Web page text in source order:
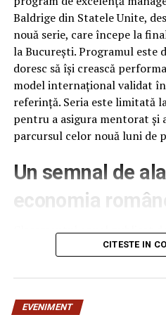
The postExpertiza noastră
Dachdecker & Spengler
ARTICOLE PE ACEIASI TEMA:
URMATORUL
Descoperă Excelența în
Acoperișuri cu ML
Descoperă Excelența în
Baldrige din Statele Unite,
nouă serie, care începe la
la București. Programul este
doresc să își crească
model internațional validat
referință. Seria este limitată
pentru a asigura mentorat și
parcursul celor nouă luni de
Un semnal de
economia
Clasamentul anual publicat
Management Development
analizate, cu 12 poziții mai
cea mai abruptă cădere din
CITESTE IN
EVENIMENT